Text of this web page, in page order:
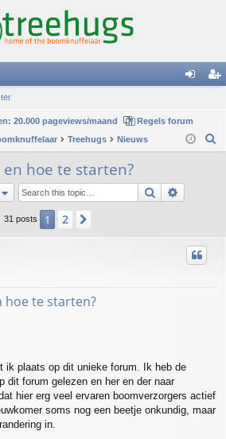
in
er
20.000 pageviews/maand
Regels forum
Treehugs Nieuws
hoe te starten?
Search
31 posts 1 2
hoe te starten?
ik plaats op dit unieke forum. Ik heb de
dit forum gelezen en her en der naar
hier erg veel ervaren boomverzorgers actief
soms nog een beetje onkundig, maar
in.